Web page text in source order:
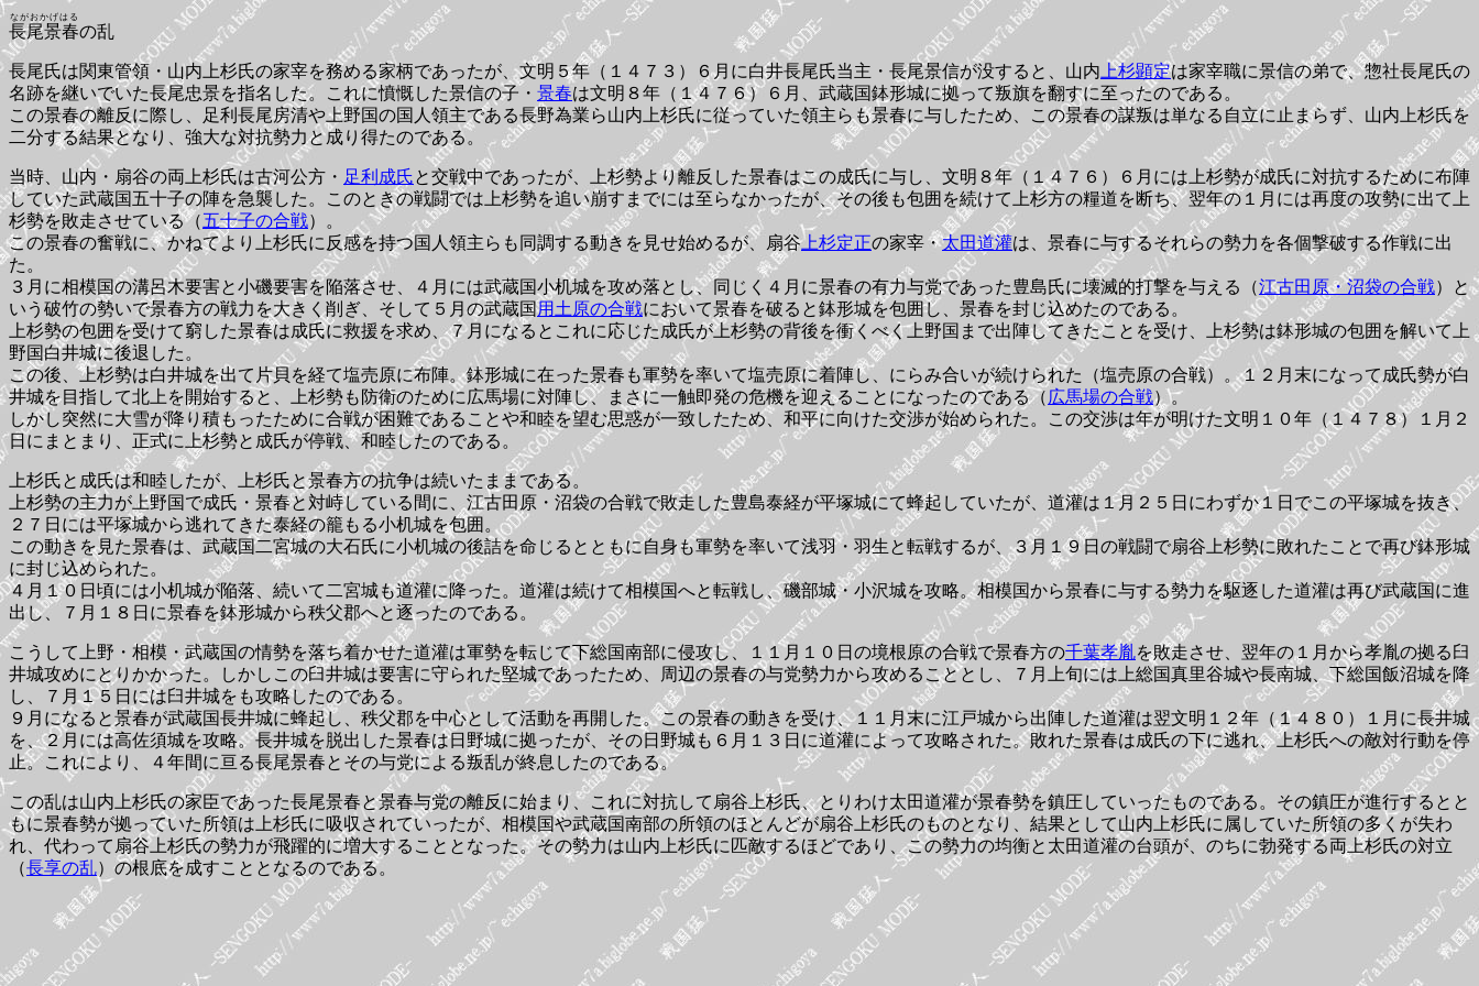
長尾景春
ながおかげはる
の乱
長尾氏は関東管領・山内上杉氏の家宰を務める家柄であったが、文明５年（１４７３）６月に白井長尾氏当主・長尾景信が没すると、山内 上杉顕定は家宰職に景信の弟で、惣社長尾氏の
名跡を継いでいた長尾忠景を指名した。これに憤慨した景信の子・ 景春は文明８年（１４７６）６月、武蔵国鉢形城に拠って叛旗を翻すに至ったのである。
この景春の離反に際し、足利長尾房清や上野国の国人領主である長野為業ら山内上杉氏に従っていた領主らも景春に与したため、この景春の謀叛は単なる自立に止まらず、山内上杉氏を
二分する結果となり、強大な対抗勢力と成り得たのである。
当時、山内・扇谷の両上杉氏は古河公方・ 足利成氏と交戦中であったが、上杉勢より離反した景春はこの成氏に与し、文明８年（１４７６）６月には上杉勢が成氏に対抗するために布陣
していた武蔵国五十子の陣を急襲した。このときの戦闘では上杉勢を追い崩すまでには至らなかったが、その後も包囲を続けて上杉方の糧道を断ち、翌年の１月には再度の攻勢に出て上
杉勢を敗走させている（五十子の合戦）。
この景春の奮戦に、かねてより上杉氏に反感を持つ国人領主らも同調する動きを見せ始めるが、扇谷上杉定正の家宰・太田道灌は、景春に与するそれらの勢力を各個撃破する作戦に出
た。
３月に相模国の溝呂木要害と小磯要害を陥落させ、４月には武蔵国小机城を攻め落とし、同じく４月に景春の有力与党であった豊島氏に壊滅的打撃を与える（江古田原・沼袋の合戦）と
いう破竹の勢いで景春方の戦力を大きく削ぎ、そして５月の武蔵国用土原の合戦において景春を破ると鉢形城を包囲し、景春を封じ込めたのである。
上杉勢の包囲を受けて窮した景春は成氏に救援を求め、７月になるとこれに応じた成氏が上杉勢の背後を衝くべく上野国まで出陣してきたことを受け、上杉勢は鉢形城の包囲を解いて上
野国白井城に後退した。
この後、上杉勢は白井城を出て片貝を経て塩売原に布陣。鉢形城に在った景春も軍勢を率いて塩売原に着陣し、にらみ合いが続けられた（塩売原の合戦）。１２月末になって成氏勢が白
井城を目指して北上を開始すると、上杉勢も防衛のために広馬場に対陣し、まさに一触即発の危機を迎えることになったのである（ 広馬場の合戦）。
しかし突然に大雪が降り積もったために合戦が困難であることや和睦を望む思惑が一致したため、和平に向けた交渉が始められた。この交渉は年が明けた文明１０年（１４７８）１月２
日にまとまり、正式に上杉勢と成氏が停戦、和睦したのである。
上杉氏と成氏は和睦したが、上杉氏と景春方の抗争は続いたままである。
上杉勢の主力が上野国で成氏・景春と対峙している間に、江古田原・沼袋の合戦で敗走した豊島泰経が平塚城にて蜂起していたが、道灌は１月２５日にわずか１日でこの平塚城を抜き、
２７日には平塚城から逃れてきた泰経の籠もる小机城を包囲。
この動きを見た景春は、武蔵国二宮城の大石氏に小机城の後詰を命じるとともに自身も軍勢を率いて浅羽・羽生と転戦するが、３月１９日の戦闘で扇谷上杉勢に敗れたことで再び鉢形城
に封じ込められた。
４月１０日頃には小机城が陥落、続いて二宮城も道灌に降った。道灌は続けて相模国へと転戦し、磯部城・小沢城を攻略。相模国から景春に与する勢力を駆逐した道灌は再び武蔵国に進
出し、７月１８日に景春を鉢形城から秩父郡へと逐ったのである。
こうして上野・相模・武蔵国の情勢を落ち着かせた道灌は軍勢を転じて下総国南部に侵攻し、１１月１０日の境根原の合戦で景春方の千葉孝胤を敗走させ、翌年の１月から孝胤の拠る臼
井城攻めにとりかかった。しかしこの臼井城は要害に守られた堅城であったため、周辺の景春の与党勢力から攻めることとし、７月上旬には上総国真里谷城や長南城、下総国飯沼城を降
し、７月１５日には臼井城をも攻略したのである。
９月になると景春が武蔵国長井城に蜂起し、秩父郡を中心として活動を再開した。この景春の動きを受け、１１月末に江戸城から出陣した道灌は翌文明１２年（１４８０）１月に長井城
を、２月には高佐須城を攻略。長井城を脱出した景春は日野城に拠ったが、その日野城も６月１３日に道灌によって攻略された。敗れた景春は成氏の下に逃れ、上杉氏への敵対行動を停
止。これにより、４年間に亘る長尾景春とその与党による叛乱が終息したのである。
この乱は山内上杉氏の家臣であった長尾景春と景春与党の離反に始まり、これに対抗して扇谷上杉氏、とりわけ太田道灌が景春勢を鎮圧していったものである。その鎮圧が進行するとと
もに景春勢が拠っていた所領は上杉氏に吸収されていったが、相模国や武蔵国南部の所領のほとんどが扇谷上杉氏のものとなり、結果として山内上杉氏に属していた所領の多くが失わ
れ、代わって扇谷上杉氏の勢力が飛躍的に増大することとなった。その勢力は山内上杉氏に匹敵するほどであり、この勢力の均衡と太田道灌の台頭が、のちに勃発する両上杉氏の対立
（長享の乱）の根底を成すこととなるのである。